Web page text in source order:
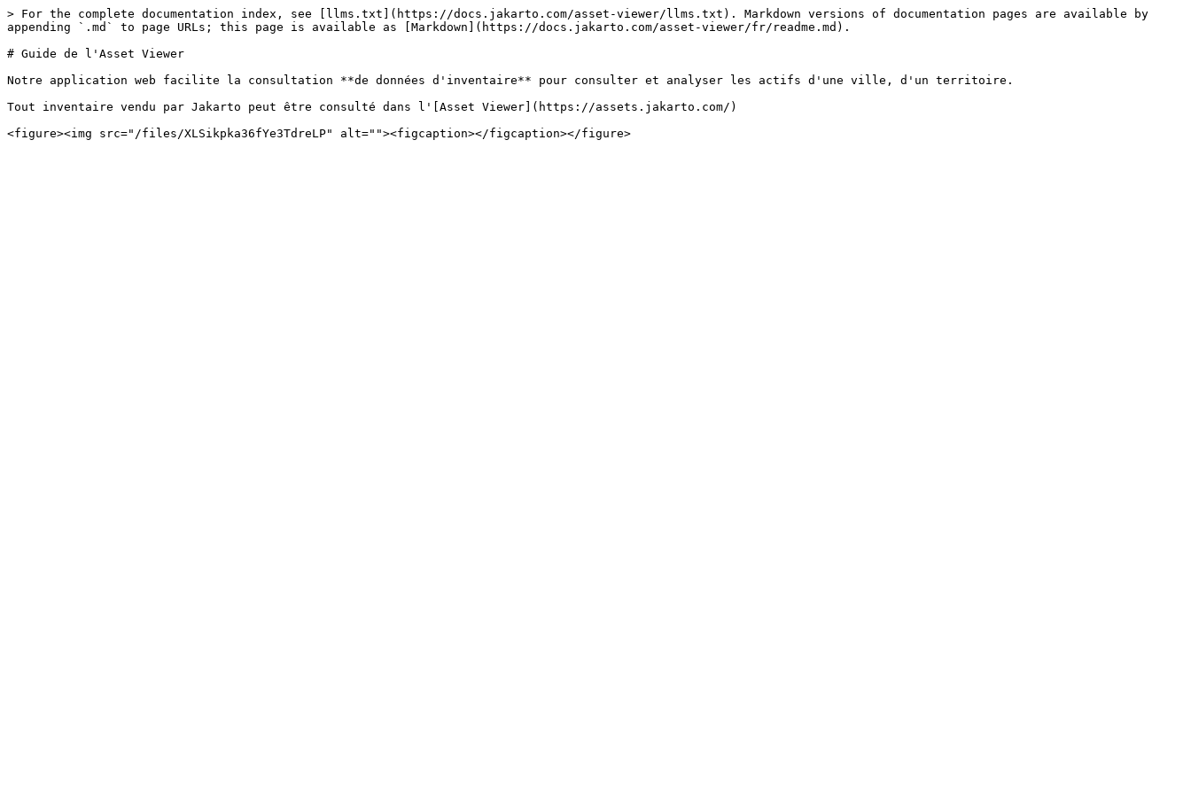
> For the complete documentation index, see [llms.txt](https://docs.jakarto.com/asset-viewer/llms.txt). Markdown versions of documentation pages are available by
appending `.md` to page URLs; this page is available as [Markdown](https://docs.jakarto.com/asset-viewer/fr/readme.md).
# Guide de l'Asset Viewer
Notre application web facilite la consultation **de données d'inventaire** pour consulter et analyser les actifs d'une ville, d'un territoire.
Tout inventaire vendu par Jakarto peut être consulté dans l'[Asset Viewer](https://assets.jakarto.com/)